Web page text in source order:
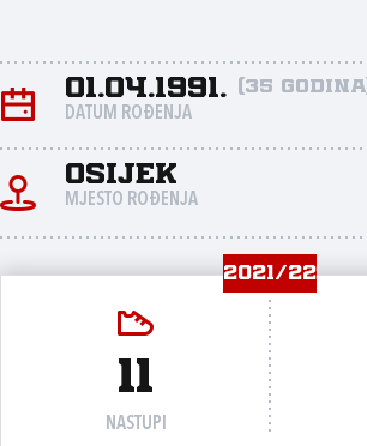
01.04.1991. (35 godina)
DATUM ROĐENJA
Osijek
MJESTO ROĐENJA
2021/22
11
NASTUPI